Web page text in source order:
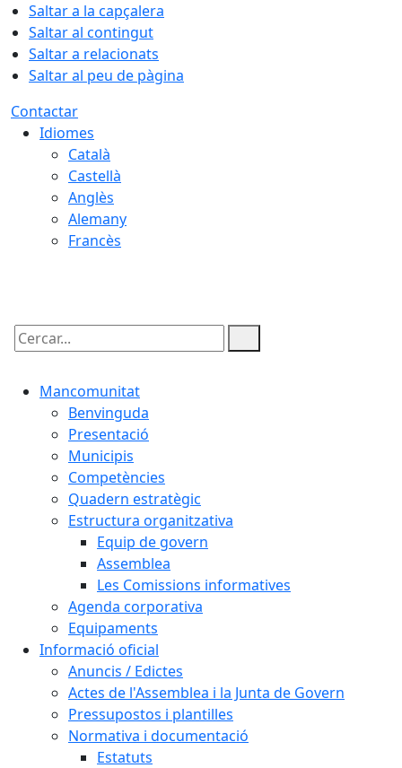
Saltar a la capçalera
Saltar al contingut
Saltar a relacionats
Saltar al peu de pàgina
Contactar
Idiomes
Català
Castellà
Anglès
Alemany
Francès
Cercar:
Mancomunitat
Benvinguda
Presentació
Municipis
Competències
Quadern estratègic
Estructura organitzativa
Equip de govern
Assemblea
Les Comissions informatives
Agenda corporativa
Equipaments
Informació oficial
Anuncis / Edictes
Actes de l'Assemblea i la Junta de Govern
Pressupostos i plantilles
Normativa i documentació
Estatuts